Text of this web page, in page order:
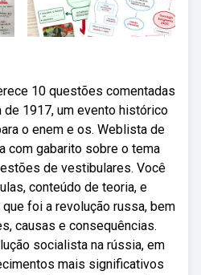
10 questões comentadas
de 1917, um evento histórico
o enem e os. Weblista de
com gabarito sobre o tema
de vestibulares. Você
conteúdo de teoria, e
foi a revolução russa, bem
causas e consequências.
socialista na rússia, em
mais significativos